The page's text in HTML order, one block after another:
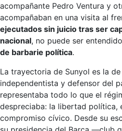
acompañante Pedro Ventura y
acompañaban en una visita al
ejecutados sin juicio tras ser
nacional, no puede ser
de barbarie política.
La trayectoria de Sunyol es la
independentista y defensor del
representaba todo lo que el
despreciaba: la libertad política,
compromiso cívico. Desde su